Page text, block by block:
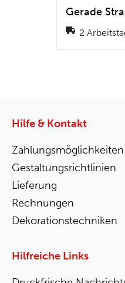
Gerade
2
Hilfe & Kontakt
Zahlungsmöglichkeiten
Gestaltungsrichtlinien
Lieferung
Rechnungen
Dekorationstechniken
Hilfreiche Links